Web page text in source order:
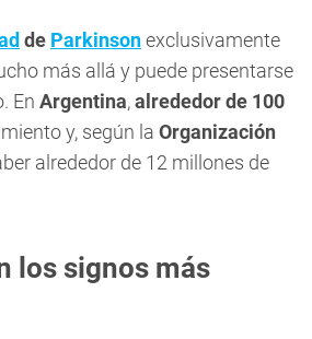
de Parkinsonexclusivamente
más allá y puede presentarse
En Argentina,alrededor de 100
y, según la Organización
alrededor de 12 millones de
los signos más